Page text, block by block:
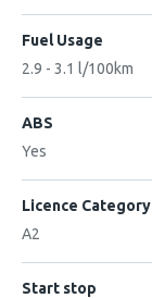
Fuel Usage
2.9 - 3.1 l/100km
ABS
Yes
Licence Category
A2
Start stop